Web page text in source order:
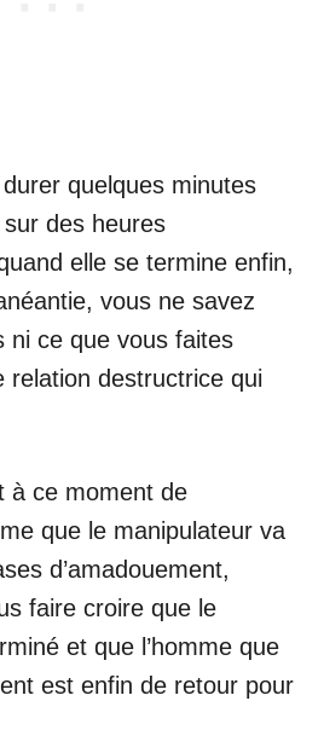
quelques minutes
sur des heures
elle se termine enfin,
vous ne savez
ni ce que vous faites
relation destructrice qui
à ce moment de
que le manipulateur va
d’amadouement,
faire croire que le
et que l’homme que
est enfin de retour pour